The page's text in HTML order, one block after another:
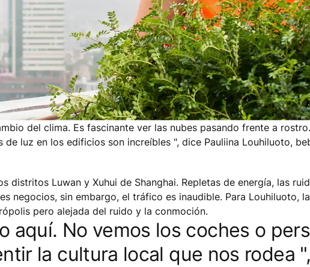
del clima. Es fascinante ver las nubes pasando frente a
luz en los edificios son increíbles ", dice Pauliina Louhiluoto,
distritos Luwan y Xuhui de Shanghai. Repletas de energía, las
negocios, sin embargo, el tráfico es inaudible. Para Louhiluoto,
pero alejada del ruido y la conmoción.
aquí. No vemos los coches o
la cultura local que nos rodea